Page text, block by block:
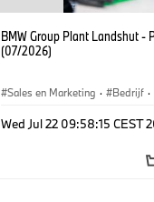
BMW Group Plant Landshut -
(07/2026)
Sales en Marketing · Bedrijf ·
Wed Jul 22 09:58:15 CEST